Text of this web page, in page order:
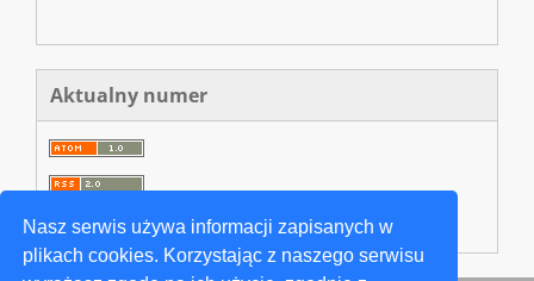
Nasz serwis używa informacji zapisanych w
plikach cookies. Korzystając z naszego serwisu
Aktualny numer